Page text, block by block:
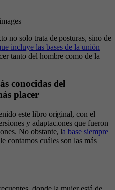
no solo trata de posturas, sino de
incluye las bases de la unión
tanto del hombre como de la
conocidas del
placer
este libro original, con el
y adaptaciones que fueron
No obstante, la base siempre
contamos cuáles son las más
donde la mujer está de